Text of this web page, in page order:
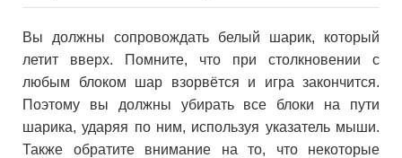
Вы должны сопровождать белый шарик, который
летит вверх. Помните, что при столкновении с
любым блоком шар взорвётся и игра закончится.
Поэтому вы должны убирать все блоки на пути
шарика, ударяя по ним, используя указатель мыши.
Также обратите внимание на то, что некоторые